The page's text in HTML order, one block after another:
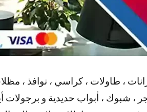
، طاولات ، كراسي ، نوافذ ،
، شبوك ، أبواب حديدية و برجولات